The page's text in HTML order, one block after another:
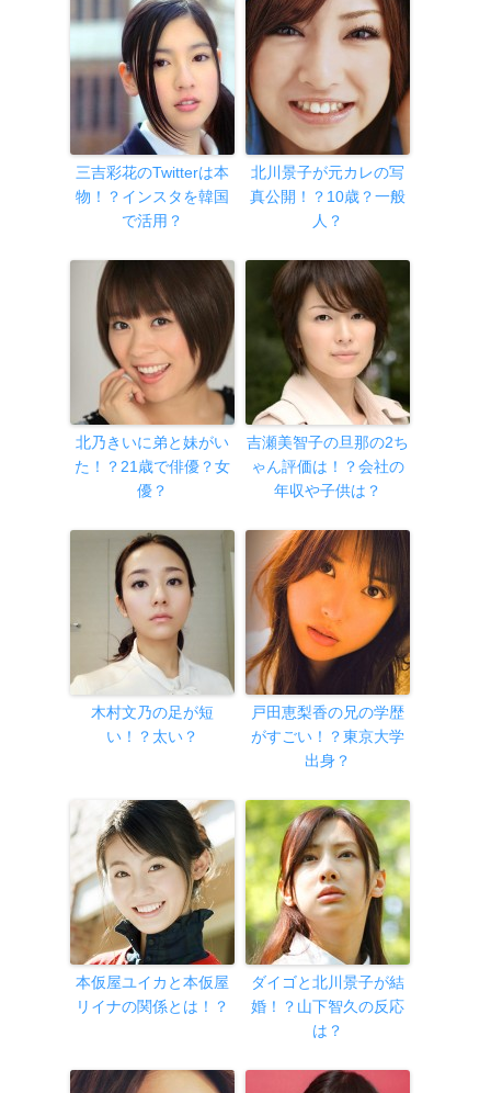
三吉彩花のTwitterは本
物！？インスタを韓国
で活用？
北川景子が元カレの写
真公開！？10歳？一般
人？
北乃きいに弟と妹がい
た！？21歳で俳優？女
優？
吉瀬美智子の旦那の2ち
ゃん評価は！？会社の
年収や子供は？
木村文乃の足が短
い！？太い？
戸田恵梨香の兄の学歴
がすごい！？東京大学
出身？
本仮屋ユイカと本仮屋
リイナの関係とは！？
ダイゴと北川景子が結
婚！？山下智久の反応
は？